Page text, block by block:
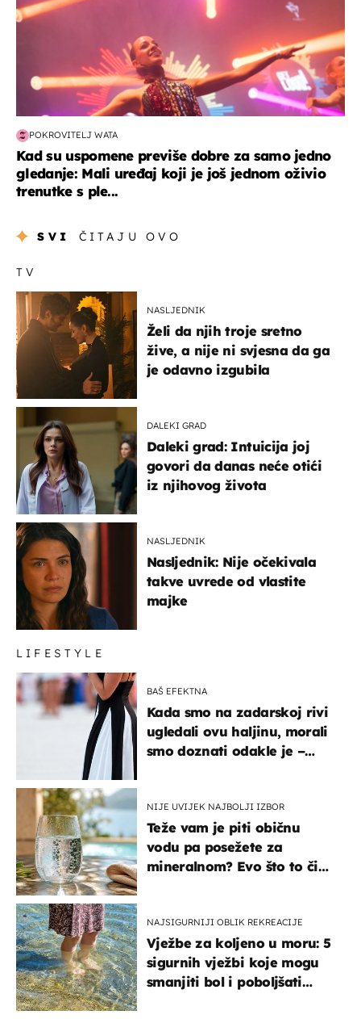
POKROVITELJ WATA
Kad su uspomene previše dobre za samo jedno
gledanje: Mali uređaj koji je još jednom oživio
trenutke s ple...
SVI ČITAJU OVO
TV
NASLJEDNIK
Želi da njih troje sretno
žive, a nije ni svjesna da ga
je odavno izgubila
DALEKI GRAD
Daleki grad: Intuicija joj
govori da danas neće otići
iz njihovog života
NASLJEDNIK
Nasljednik: Nije očekivala
takve uvrede od vlastite
majke
LIFESTYLE
BAŠ EFEKTNA
Kada smo na zadarskoj rivi
ugledali ovu haljinu, morali
smo doznati odakle je –
NIJE UVIJEK NAJBOLJI IZBOR
Teže vam je piti običnu
vodu pa posežete za
mineralnom? Evo što to čini
NAJSIGURNIJI OBLIK REKREACIJE
Vježbe za koljeno u moru: 5
sigurnih vježbi koje mogu
smanjiti bol i poboljšati